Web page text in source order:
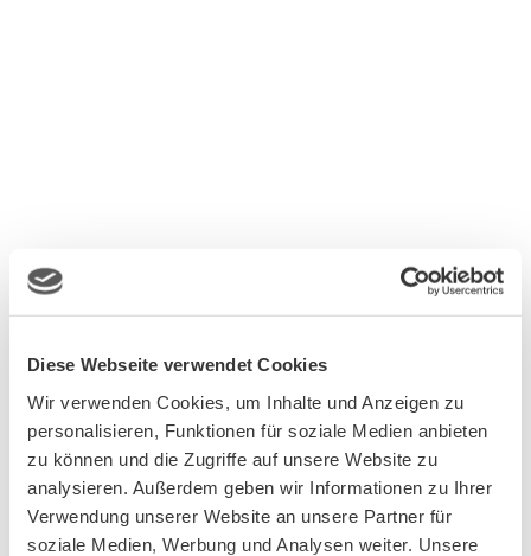
Diese Webseite verwendet Cookies
Wir verwenden Cookies, um Inhalte und Anzeigen zu
personalisieren, Funktionen für soziale Medien anbieten
zu können und die Zugriffe auf unsere Website zu
analysieren. Außerdem geben wir Informationen zu Ihrer
Verwendung unserer Website an unsere Partner für
soziale Medien, Werbung und Analysen weiter. Unsere